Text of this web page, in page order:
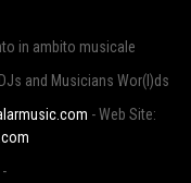
in ambito musicale
and Musicians Wor(l)ds
- Web Site:
-